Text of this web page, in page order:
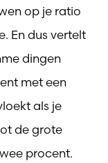
op je ratio
En dus vertelt
dingen
met een
als je
de grote
procent.